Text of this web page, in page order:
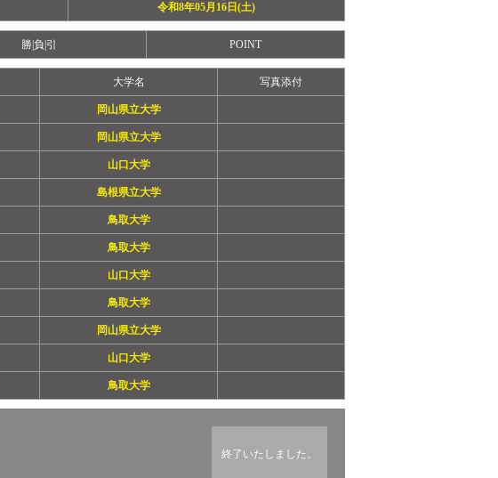
令和8年05月16日(土)
勝|負|引 POINT
大学名 写真添付
岡山県立大学
岡山県立大学
山口大学
島根県立大学
鳥取大学
鳥取大学
山口大学
鳥取大学
岡山県立大学
山口大学
鳥取大学
終了いたしました。